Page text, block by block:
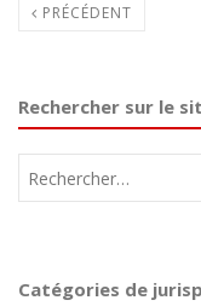
PRÉCÉDENT
Rechercher sur le
Catégories de